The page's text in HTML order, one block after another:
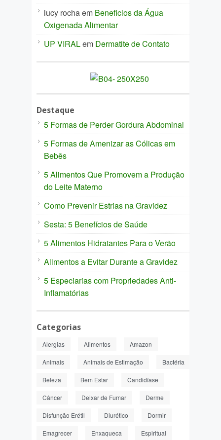
lucy rochaem Beneficios da Água
Oxigenada Alimentar
UP VIRALem Dermatite de Contato
Destaque
5 Formas de Perder Gordura Abdominal
5 Formas de Amenizar as Cólicas em
Bebês
5 Alimentos Que Promovem a Produção
do Leite Materno
Como Prevenir Estrias na Gravidez
Sesta: 5 Benefícios de Saúde
5 Alimentos Hidratantes Para o Verão
Alimentos a Evitar Durante a Gravidez
5 Especiarias com Propriedades Anti-
Inflamatórias
Categorias
Alergias Alimentos Amazon
Animais Animais de Estimação Bactéria
Beleza Bem Estar Candidíase
Câncer Deixar de Fumar Derme
Disfunção Erétil Diurético Dormir
Emagrecer Enxaqueca Espiritual